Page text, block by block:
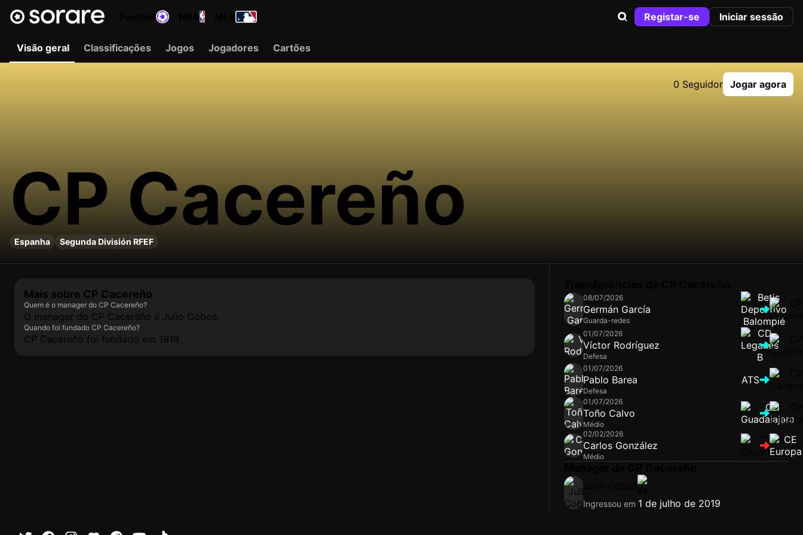
Registar-se Iniciar sessão
Visão geral Classificações Jogos Jogadores Cartões
0 Seguidor Jogar agora
CP Cacereño
Espanha Segunda División RFEF
Mais sobre CP Cacereño
Quem é o manager do CP Cacereño?
O manager do CP Cacereño é Julio Cobos.
Quando foi fundado CP Cacereño?
CP Cacereño foi fundado em 1919.
08/07/2026
Germán García
Guarda-redes
01/07/2026
Víctor Rodríguez
Defesa
01/07/2026
Pablo Barea
Defesa
ATS
01/07/2026
Toño Calvo
Médio
02/02/2026
Carlos González
Médio
Ingressou em 1 de julho de 2019